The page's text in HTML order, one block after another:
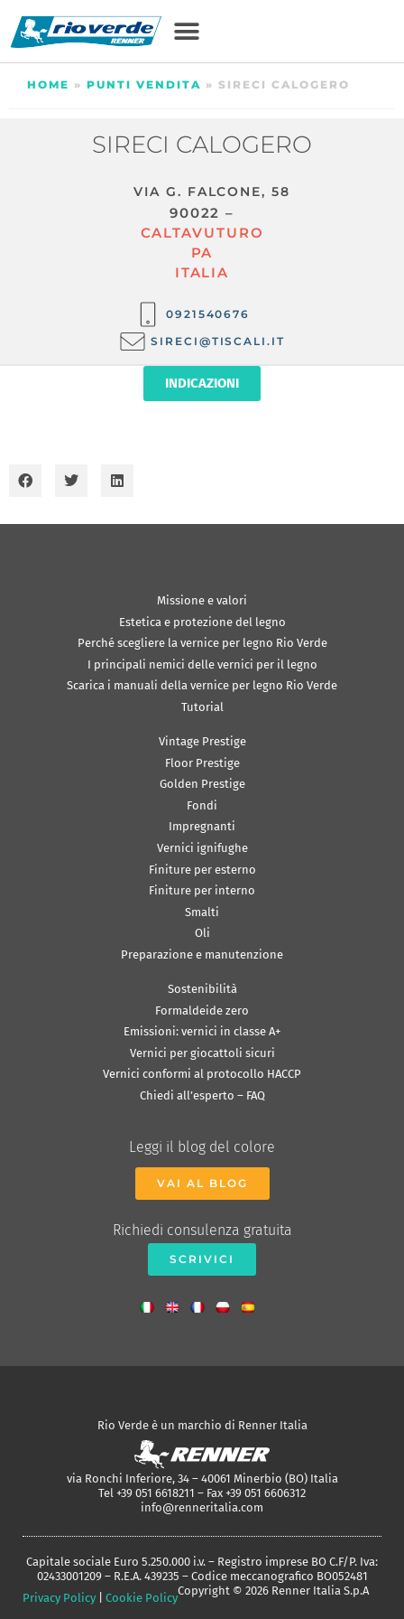
HOME » PUNTI VENDITA » SIRECI CALOGERO
SIRECI CALOGERO
VIA G. FALCONE, 58
90022 –
CALTAVUTURO
PA
ITALIA
0921540676
SIRECI@TISCALI.IT
INDICAZIONI
Missione e valori
Estetica e protezione del legno
Perché scegliere la vernice per legno Rio Verde
I principali nemici delle vernici per il legno
Scarica i manuali della vernice per legno Rio Verde
Tutorial
Vintage Prestige
Floor Prestige
Golden Prestige
Fondi
Impregnanti
Vernici ignifughe
Finiture per esterno
Finiture per interno
Smalti
Oli
Preparazione e manutenzione
Sostenibilità
Formaldeide zero
Emissioni: vernici in classe A+
Vernici per giocattoli sicuri
Vernici conformi al protocollo HACCP
Chiedi all’esperto – FAQ
Leggi il blog del colore
VAI AL BLOG
Richiedi consulenza gratuita
SCRIVICI
Rio Verde è un marchio di Renner Italia
via Ronchi Inferiore, 34 – 40061 Minerbio (BO) Italia
Tel +39 051 6618211 – Fax +39 051 6606312
info@renneritalia.com
Capitale sociale Euro 5.250.000 i.v. – Registro imprese BO C.F/P. Iva:
02433001209 – R.E.A. 439235 – Codice meccanografico BO052481
Privacy Policy
Cookie Policy
Copyright © 2026 Renner Italia S.p.A